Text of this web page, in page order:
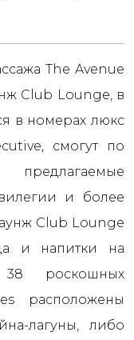
The Avenue
Club Lounge, в
в номерах люкс
смогут по
и более
Club Lounge
и напитки на
роскошных
расположены
лагуны, либо